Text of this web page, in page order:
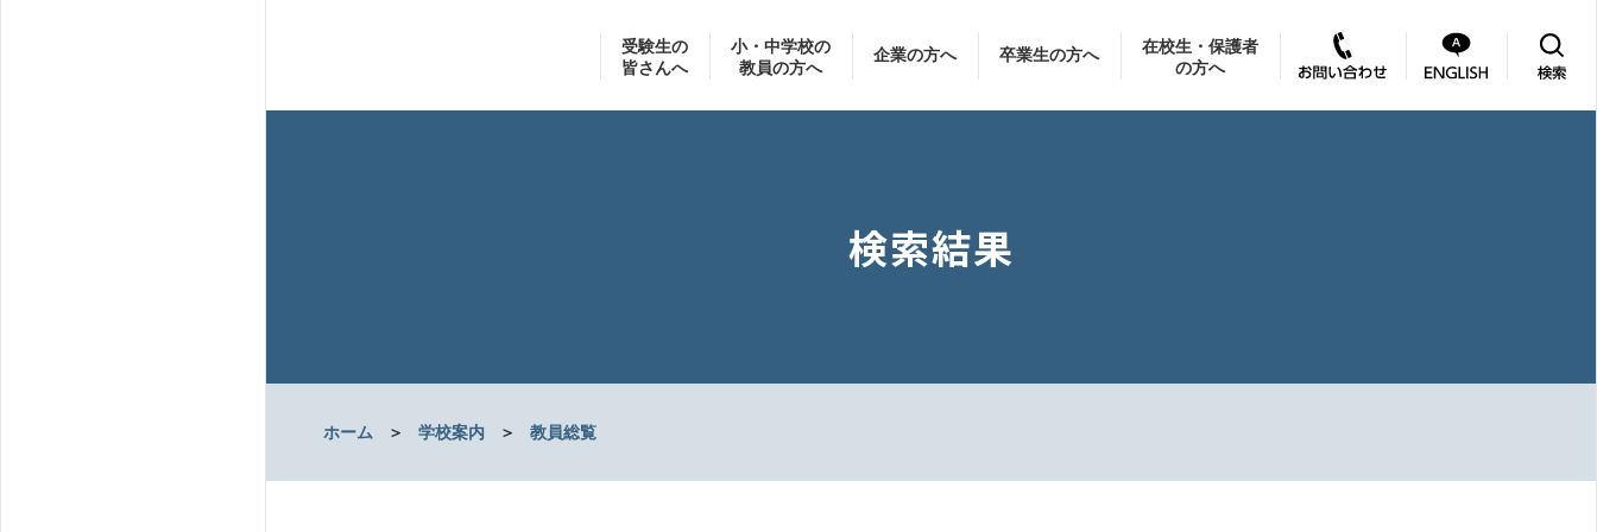
受験生の
皆さんへ
小・中学校の
教員の方へ
企業の方へ 卒業生の方へ
在校生・保護者
の方へ
検索結果
ホーム ＞ 学校案内 ＞ 教員総覧